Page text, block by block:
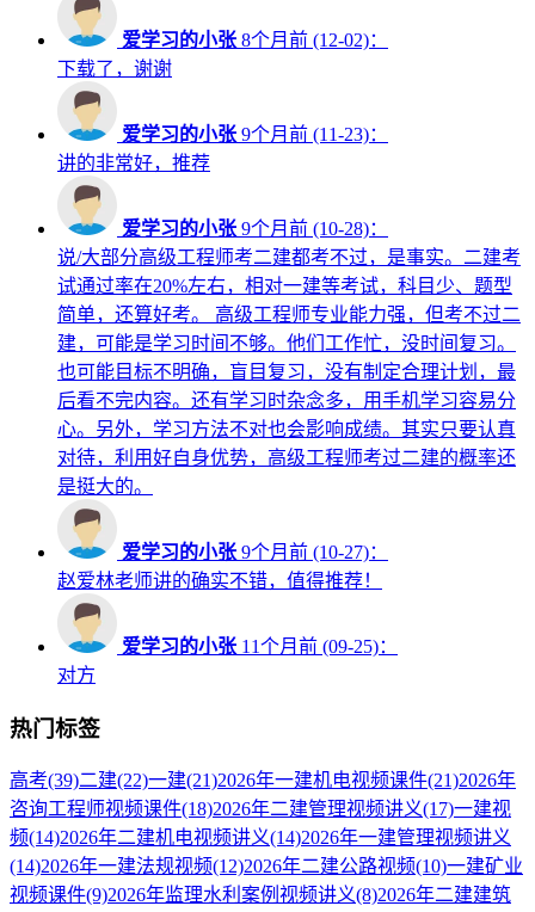
爱学习的小张 8个月前 (12-02)：
下载了，谢谢
爱学习的小张 9个月前 (11-23)：
讲的非常好，推荐
爱学习的小张 9个月前 (10-28)：
说/大部分高级工程师考二建都考不过，是事实。二建考
试通过率在20%左右，相对一建等考试，科目少、题型
简单，还算好考。 高级工程师专业能力强，但考不过二
建，可能是学习时间不够。他们工作忙，没时间复习。
也可能目标不明确，盲目复习，没有制定合理计划，最
后看不完内容。还有学习时杂念多，用手机学习容易分
心。另外，学习方法不对也会影响成绩。其实只要认真
对待，利用好自身优势，高级工程师考过二建的概率还
是挺大的。
爱学习的小张 9个月前 (10-27)：
赵爱林老师讲的确实不错，值得推荐！
爱学习的小张 11个月前 (09-25)：
对方
热门标签
高考(39)二建(22)一建(21)2026年一建机电视频课件(21)2026年
咨询工程师视频课件(18)2026年二建管理视频讲义(17)一建视
频(14)2026年二建机电视频讲义(14)2026年一建管理视频讲义
(14)2026年一建法规视频(12)2026年二建公路视频(10)一建矿业
视频课件(9)2026年监理水利案例视频讲义(8)2026年二建建筑